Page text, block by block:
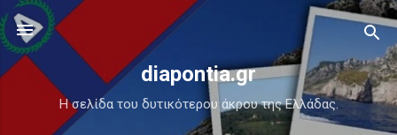
Μετάβαση στο κύριο περιεχόμενο
diapontia.gr
Η σελίδα του δυτικότερου άκρου της Ελλάδας.